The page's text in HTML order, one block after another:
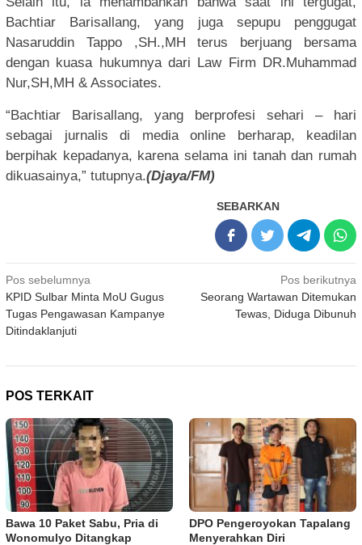
Bachtiar Barisallang, yang juga sepupu penggugat
Nasaruddin Tappo ,SH.,MH terus berjuang bersama
dengan kuasa hukumnya dari Law Firm DR.Muhammad
Nur,SH,MH & Associates.
“Bachtiar Barisallang, yang berprofesi sehari – hari
sebagai jurnalis di media online berharap, keadilan
berpihak kepadanya, karena selama ini tanah dan rumah
dikuasainya,” tutupnya.(Djaya/FM)
SEBARKAN
Navigasi
pos
Pos sebelumnya
KPID Sulbar Minta MoU Gugus
Tugas Pengawasan Kampanye
Ditindaklanjuti
Pos berikutnya
Seorang Wartawan Ditemukan
Tewas, Diduga Dibunuh
POS TERKAIT
Bawa 10 Paket Sabu, Pria di
Wonomulyo Ditangkap
DPO Pengeroyokan Tapalang
Menyerahkan Diri